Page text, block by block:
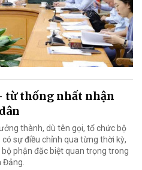
từ thống nhất nhận
thành, dù tên gọi, tổ chức bộ
sự điều chỉnh qua từng thời kỳ,
phận đặc biệt quan trọng trong